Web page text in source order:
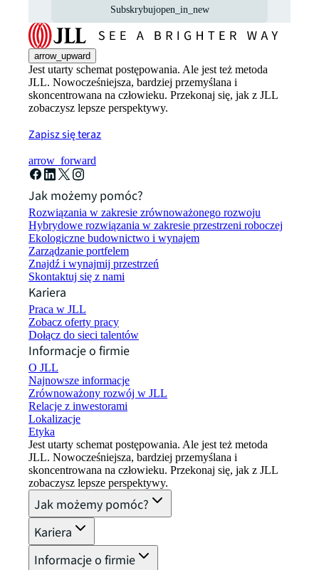
Subskrybujopen_in_new
arrow_upward
Jest utarty schemat postępowania. Ale jest też metoda
JLL. Nowocześniejsza, bardziej przemyślana i
skoncentrowana na człowieku. Przekonaj się, jak z JLL
zobaczysz lepsze perspektywy.
Zapisz się teraz
arrow_forward
Jak możemy pomóc?
Rozwiązania w zakresie zrównoważonego rozwoju
Hybrydowe rozwiązania w zakresie przestrzeni roboczej
Ekologiczne budownictwo i wynajem
Zarządzanie portfelem
Znajdź i wynajmij przestrzeń
Skontaktuj się z nami
Kariera
Praca w JLL
Zobacz oferty pracy
Dołącz do sieci talentów
Informacje o firmie
O JLL
Najnowsze informacje
Zrównoważony rozwój w JLL
Relacje z inwestorami
Lokalizacje
Etyka
Jest utarty schemat postępowania. Ale jest też metoda
JLL. Nowocześniejsza, bardziej przemyślana i
skoncentrowana na człowieku. Przekonaj się, jak z JLL
zobaczysz lepsze perspektywy.
Jak możemy pomóc?
Kariera
Informacje o firmie